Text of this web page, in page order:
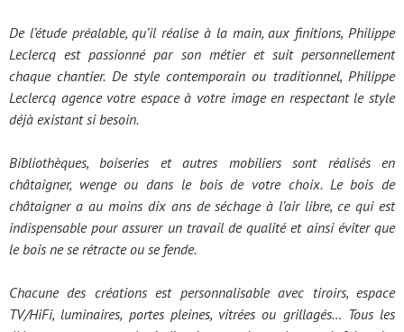
De l’étude préalable, qu’il réalise à la main, aux finitions, Philippe
Leclercq est passionné par son métier et suit personnellement
chaque chantier. De style contemporain ou traditionnel, Philippe
Leclercq agence votre espace à votre image en respectant le style
déjà existant si besoin.
Bibliothèques, boiseries et autres mobiliers sont réalisés en
châtaigner, wenge ou dans le bois de votre choix. Le bois de
châtaigner a au moins dix ans de séchage à l’air libre, ce qui est
indispensable pour assurer un travail de qualité et ainsi éviter que
le bois ne se rétracte ou se fende.
Chacune des créations est personnalisable avec tiroirs, espace
TV/HiFi, luminaires, portes pleines, vitrées ou grillagés… Tous les